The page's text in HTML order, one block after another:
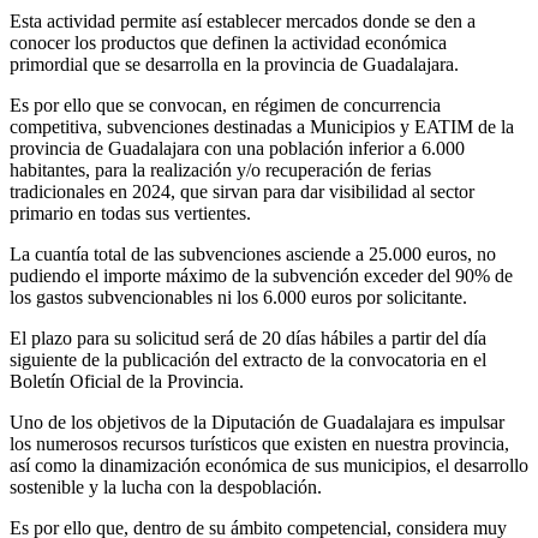
Esta actividad permite así establecer mercados donde se den a
conocer los productos que definen la actividad económica
primordial que se desarrolla en la provincia de Guadalajara.
Es por ello que se convocan, en régimen de concurrencia
competitiva, subvenciones destinadas a Municipios y EATIM de la
provincia de Guadalajara con una población inferior a 6.000
habitantes, para la realización y/o recuperación de ferias
tradicionales en 2024, que sirvan para dar visibilidad al sector
primario en todas sus vertientes.
La cuantía total de las subvenciones asciende a 25.000 euros, no
pudiendo el importe máximo de la subvención exceder del 90% de
los gastos subvencionables ni los 6.000 euros por solicitante.
El plazo para su solicitud será de 20 días hábiles a partir del día
siguiente de la publicación del extracto de la convocatoria en el
Boletín Oficial de la Provincia.
Uno de los objetivos de la Diputación de Guadalajara es impulsar
los numerosos recursos turísticos que existen en nuestra provincia,
así como la dinamización económica de sus municipios, el desarrollo
sostenible y la lucha con la despoblación.
Es por ello que, dentro de su ámbito competencial, considera muy